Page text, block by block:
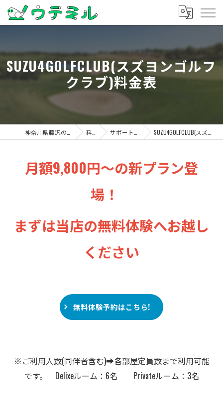
SUZU4GOLFCLUB(スズヨンゴルフ
クラブ)料金表
料金表 サポート店舗 料金表 SUZU4GOLFCLUB(スズヨンゴルフクラブ)料金表
月額9,800円～の新プラン登
場！
まずは当店の無料体験へお越し
ください
無料体験予約はこちら!
※ご利用人数(同伴者含む)➡︎各部屋定員数まで利用可能
です。 Delixeルーム：6名 Privateルーム：3名